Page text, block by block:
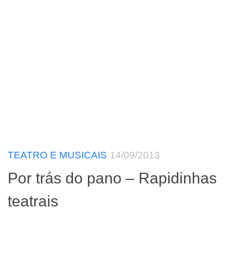
TEATRO E MUSICAIS 14/09/2013
Por trás do pano – Rapidinhas
teatrais